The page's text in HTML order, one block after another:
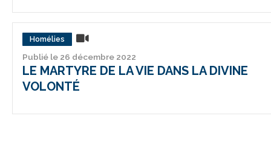
Homélies
Publié le 26 décembre 2022
LE MARTYRE DE LA VIE DANS LA DIVINE
VOLONTÉ